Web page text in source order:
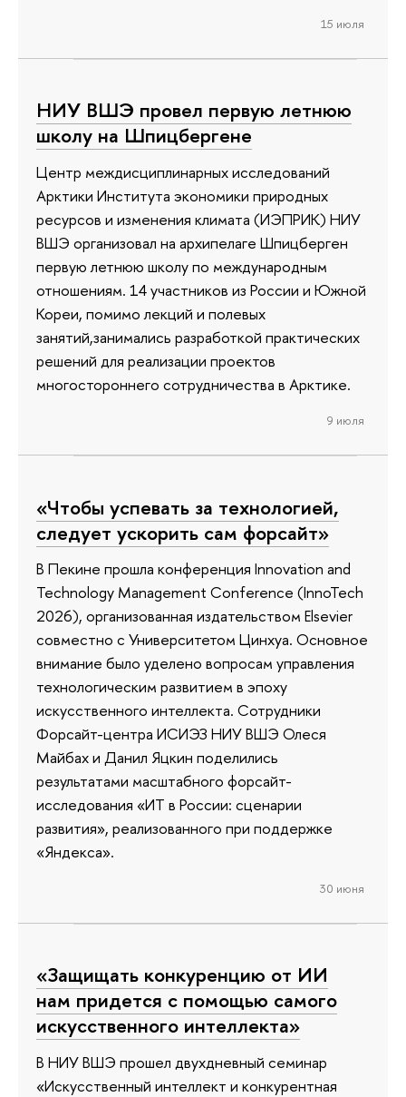
15 июля
НИУ ВШЭ провел первую летнюю
школу на Шпицбергене
Центр междисциплинарных исследований
Арктики Института экономики природных
ресурсов и изменения климата (ИЭПРИК) НИУ
ВШЭ организовал на архипелаге Шпицберген
первую летнюю школу по международным
отношениям. 14 участников из России и Южной
Кореи, помимо лекций и полевых
занятий,занимались разработкой практических
решений для реализации проектов
многостороннего сотрудничества в Арктике.
9 июля
«Чтобы успевать за технологией,
следует ускорить сам форсайт»
В Пекине прошла конференция Innovation and
Technology Management Conference (InnoTech
2026), организованная издательством Elsevier
совместно с Университетом Цинхуа. Основное
внимание было уделено вопросам управления
технологическим развитием в эпоху
искусственного интеллекта. Сотрудники
Форсайт-центра ИСИЭЗ НИУ ВШЭ Олеся
Майбах и Данил Яцкин поделились
результатами масштабного форсайт-
исследования «ИТ в России: сценарии
развития», реализованного при поддержке
«Яндекса».
30 июня
«Защищать конкуренцию от ИИ
нам придется с помощью самого
искусственного интеллекта»
В НИУ ВШЭ прошел двухдневный семинар
«Искусственный интеллект и конкурентная